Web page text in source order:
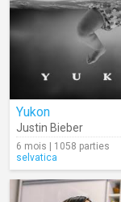
Yukon
Justin Bieber
6 mois | 1058 parties
selvatica